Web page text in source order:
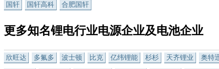
国轩 国轩高科 合肥国轩
更多知名锂电行业电源企业及电池企业
欣旺达 多氟多 波士顿 比克 亿纬锂能 杉杉 天齐锂业 奥特